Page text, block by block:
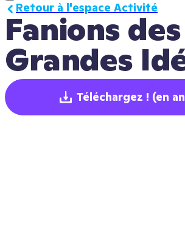
Fanions des
Grandes
Retour à l'espace Activité
Téléchargez ! (en